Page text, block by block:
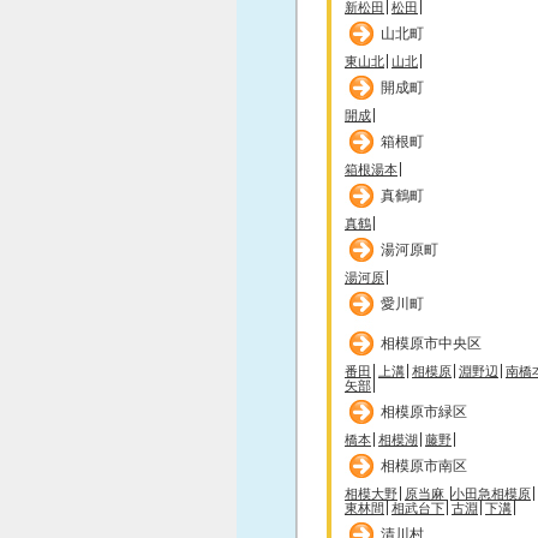
新松田 松田
山北町
東山北 山北
開成町
開成
箱根町
箱根湯本
真鶴町
真鶴
湯河原町
湯河原
愛川町
相模原市中央区
番田 上溝 相模原 淵野辺 南橋
矢部
相模原市緑区
橋本 相模湖 藤野
相模原市南区
相模大野 原当麻 小田急相模原
東林間 相武台下 古淵 下溝
清川村